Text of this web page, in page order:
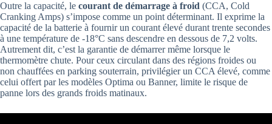
Outre la capacité, le courant de démarrage à froid (CCA, Cold
Cranking Amps) s’impose comme un point déterminant. Il exprime la
capacité de la batterie à fournir un courant élevé durant trente secondes
à une température de -18°C sans descendre en dessous de 7,2 volts.
Autrement dit, c’est la garantie de démarrer même lorsque le
thermomètre chute. Pour ceux circulant dans des régions froides ou
non chauffées en parking souterrain, privilégier un CCA élevé, comme
celui offert par les modèles Optima ou Banner, limite le risque de
panne lors des grands froids matinaux.